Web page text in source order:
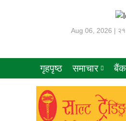
Aug 06, 2026 | २१
गृहपृष्ठ समाचार बैंक